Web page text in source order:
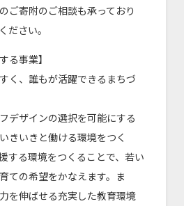
ご寄附のご相談も承っており
ださい。
る事業】
く、誰もが活躍できるまちづ
デザインの選択を可能にする
きいきと働ける環境をつく
する環境をつくることで、若い
ての希望をかなえます。ま
を伸ばせる充実した教育環境